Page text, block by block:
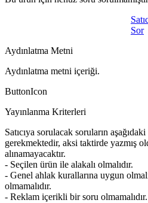
Sor
Aydınlatma Metni
Aydınlatma metni içeriği.
ButtonIcon
Yayınlanma Kriterleri
Satıcıya sorulacak soruların
gerekmektedir, aksi taktirde yazmış
alınamayacaktır.
- Seçilen ürün ile alakalı olmalıdır.
- Genel ahlak kurallarına uygun
olmamalıdır.
- Reklam içerikli bir soru olmamalıdır.